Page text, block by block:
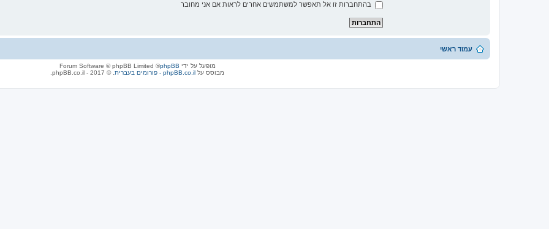
בהתחברות זו אל תאפשר למשתמשים אחרים לראות אם אני מחובר
עמוד ראשי
מופעל על ידי phpBB
® Forum Software © phpBB Limited
מבוסס על phpBB.co.il - פורומים בעברית . © 2017 - phpBB.co.il.